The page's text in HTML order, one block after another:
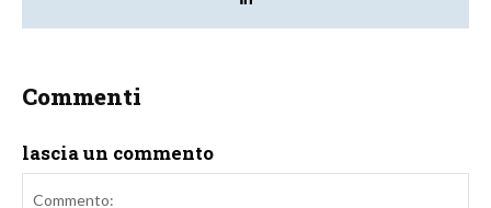
Commenti
lascia un commento